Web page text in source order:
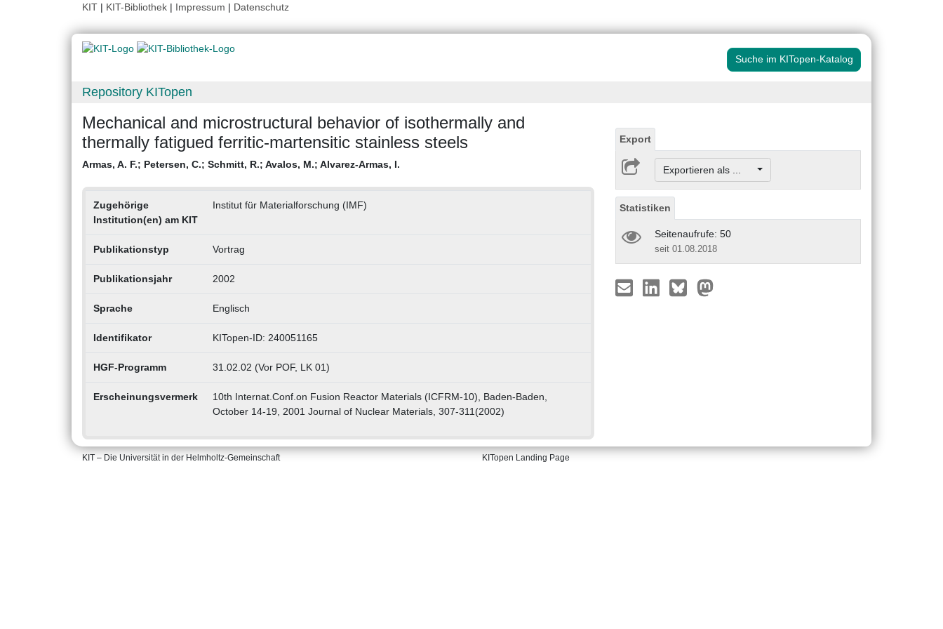
KIT | KIT-Bibliothek | Impressum | Datenschutz
Suche im KITopen-Katalog
Repository KITopen
Mechanical and microstructural behavior of isothermally and
thermally fatigued ferritic-martensitic stainless steels
Armas, A. F.; Petersen, C.; Schmitt, R.; Avalos, M.; Alvarez-Armas, I.
Zugehörige
Institution(en) am KIT
Institut für Materialforschung (IMF)
Publikationstyp Vortrag
Publikationsjahr 2002
Sprache Englisch
Identifikator KITopen-ID: 240051165
HGF-Programm 31.02.02 (Vor POF, LK 01)
Erscheinungsvermerk
10th Internat.Conf.on Fusion Reactor Materials (ICFRM-10), Baden-Baden,
October 14-19, 2001 Journal of Nuclear Materials, 307-311(2002)
Export
Exportieren als ...
Statistiken
Seitenaufrufe: 50
seit 01.08.2018
KIT – Die Universität in der Helmholtz-Gemeinschaft KITopen Landing Page